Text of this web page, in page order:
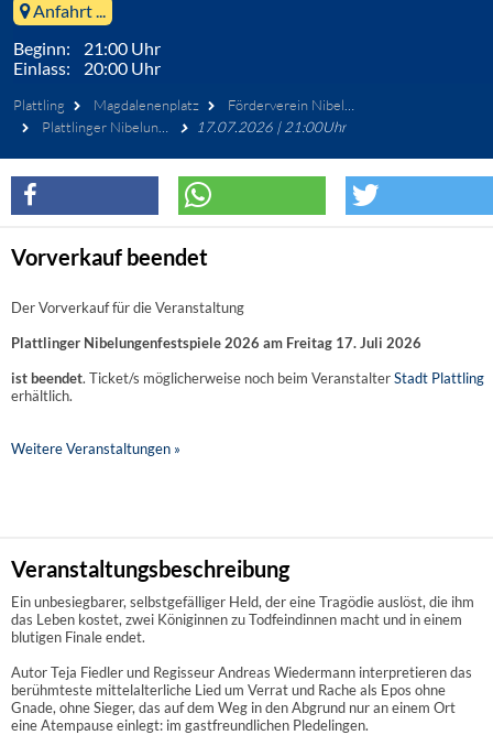
Anfahrt ...
Beginn: 21:00 Uhr
Einlass: 20:00 Uhr
Plattling Magdalenenplatz
Förderverein Nibelungen-Festspiel Plattling e.V.
Plattlinger Nibelungenfestspiele 2026
17.07.2026 | 21:00Uhr
Vorverkauf beendet
Der Vorverkauf für die Veranstaltung
Plattlinger Nibelungenfestspiele 2026 am Freitag 17. Juli 2026
ist beendet. Ticket/s möglicherweise noch beim VeranstalterStadt Plattling
erhältlich.
Weitere Veranstaltungen »
Veranstaltungsbeschreibung
Ein unbesiegbarer, selbstgefälliger Held, der eine Tragödie auslöst, die ihm
das Leben kostet, zwei Königinnen zu Todfeindinnen macht und in einem
blutigen Finale endet.
Autor Teja Fiedler und Regisseur Andreas Wiedermann interpretieren das
berühmteste mittelalterliche Lied um Verrat und Rache als Epos ohne
Gnade, ohne Sieger, das auf dem Weg in den Abgrund nur an einem Ort
eine Atempause einlegt: im gastfreundlichen Pledelingen.